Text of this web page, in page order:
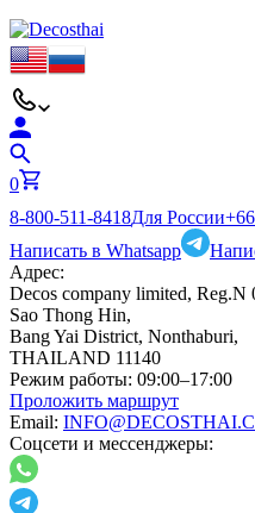
0
8-800-511-8418Для России
Написать в Whatsapp
Адрес:
Decos company limited,
Sao Thong Hin,
Bang Yai District, Nonthaburi,
THAILAND 11140
Режим работы: 09:00–17:00
Проложить маршрут
Email:
Соцсети и мессенджеры: